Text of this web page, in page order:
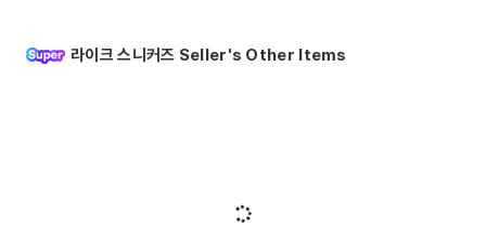
라이크 스니커즈 Seller's Other Items